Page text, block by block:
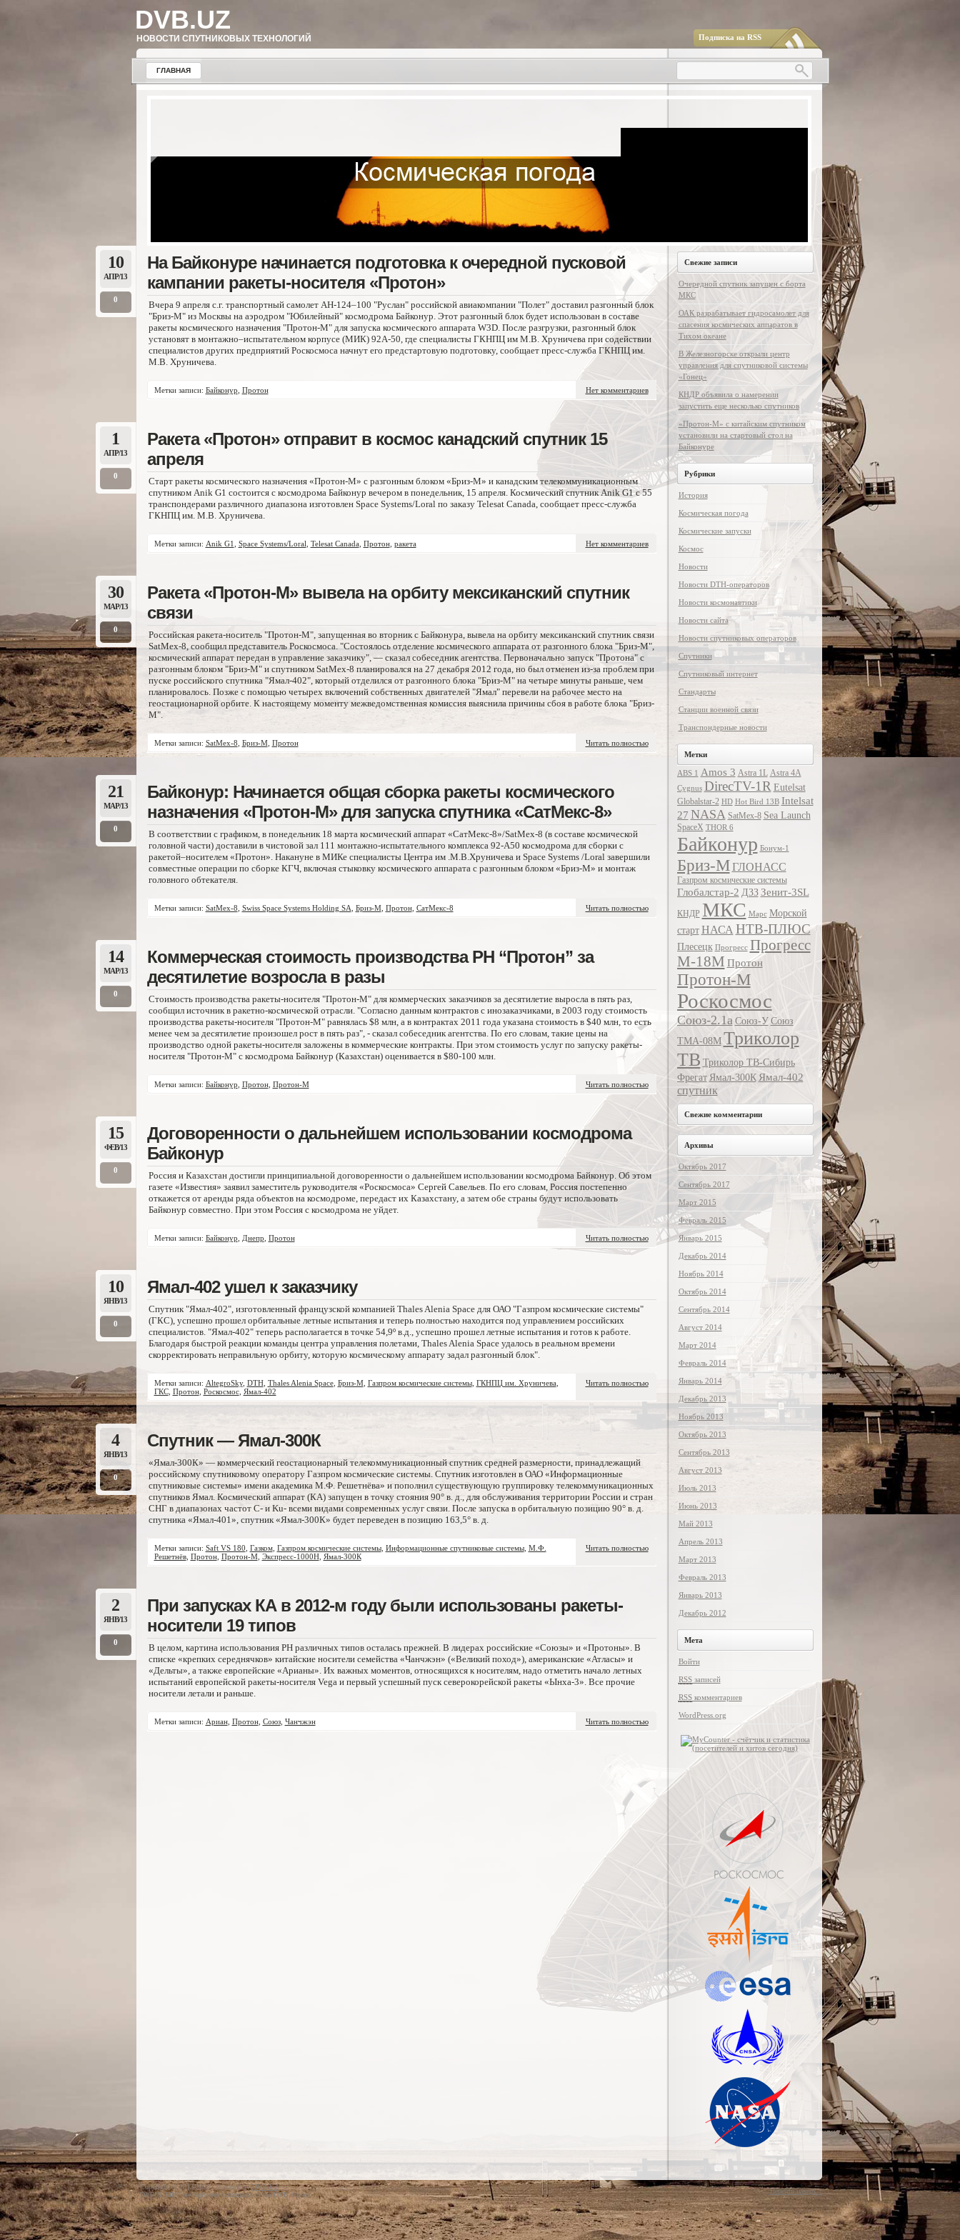
DVB.UZ
НОВОСТИ СПУТНИКОВЫХ ТЕХНОЛОГИЙ Подписка на RSS
ГЛАВНАЯ
10
АПР/13
0
На Байконуре начинается подготовка к очередной пусковой
кампании ракеты-носителя «Протон»
Вчера 9 апреля с.г. транспортный самолет АН-124–100 "Руслан" российской авиакомпании "Полет" доставил разгонный блок
"Бриз-М" из Москвы на аэродром "Юбилейный" космодрома Байконур. Этот разгонный блок будет использован в составе
ракеты космического назначения "Протон-М" для запуска космического аппарата W3D. После разгрузки, разгонный блок
установят в монтажно–испытательном корпусе (МИК) 92А-50, где специалисты ГКНПЦ им М.В. Хруничева при содействии
специалистов других предприятий Роскосмоса начнут его предстартовую подготовку, сообщает пресс-служба ГКНПЦ им.
М.В. Хруничева.
Метки записи: Байконур Протон Нет комментариев
1
АПР/13
0
Ракета «Протон» отправит в космос канадский спутник 15
апреля
Старт ракеты космического назначения «Протон-М» с разгонным блоком «Бриз-М» и канадским телекоммуникационным
спутником Anik G1 состоится с космодрома Байконур вечером в понедельник, 15 апреля. Космический спутник Anik G1 с 55
транспондерами различного диапазона изготовлен Space Systems/Loral по заказу Telesat Canada, сообщает пресс-служба
ГКНПЦ им. М.В. Хруничева.
Метки записи: Anik G1 Space Systems/Loral Telesat Canada, Протон, ракета Нет комментариев
30
МАР/13
0
Ракета «Протон-М» вывела на орбиту мексиканский спутник
связи
Российская ракета-носитель "Протон-М", запущенная во вторник с Байконура, вывела на орбиту мексиканский спутник связи
SatMex-8, сообщил представитель Роскосмоса. "Состоялось отделение космического аппарата от разгонного блока "Бриз-М",
космический аппарат передан в управление заказчику", — сказал собеседник агентства. Первоначально запуск "Протона" с
разгонным блоком "Бриз-М" и спутником SatMex-8 планировался на 27 декабря 2012 года, но был отменен из-за проблем при
пуске российского спутника "Ямал-402", который отделился от разгонного блока "Бриз-М" на четыре минуты раньше, чем
планировалось. Позже с помощью четырех включений собственных двигателей "Ямал" перевели на рабочее место на
геостационарной орбите. К настоящему моменту межведомственная комиссия выяснила причины сбоя в работе блока "Бриз-
М".
Метки записи: SatMex-8 Бриз-М, Протон Читать полностью
21
МАР/13
0
Байконур: Начинается общая сборка ракеты космического
назначения «Протон-М» для запуска спутника «СатМекс-8»
В соответствии с графиком, в понедельник 18 марта космический аппарат «СатМекс-8»/SatMex-8 (в составе космической
головной части) доставили в чистовой зал 111 монтажно-испытательного комплекса 92-А50 космодрома для сборки с
ракетой–носителем «Протон». Накануне в МИКе специалисты Центра им .М.В.Хруничева и Space Systems /Loral завершили
совместные операции по сборке КГЧ, включая стыковку космического аппарата с разгонным блоком «Бриз-М» и монтаж
головного обтекателя.
Метки записи: SatMex-8 Swiss Space Systems Holding SA Бриз-М, Протон, СатМекс-8 Читать полностью
14
МАР/13
0
Коммерческая стоимость производства РН “Протон” за
десятилетие возросла в разы
Стоимость производства ракеты-носителя "Протон-М" для коммерческих заказчиков за десятилетие выросла в пять раз,
сообщил источник в ракетно-космической отрасли. "Согласно данным контрактов с инозаказчиками, в 2003 году стоимость
производства ракеты-носителя "Протон-М" равнялась $8 млн, а в контрактах 2011 года указана стоимость в $40 млн, то есть
менее чем за десятилетие произошел рост в пять раз", - сказал собеседник агентства. По его словам, такие цены на
производство одной ракеты-носителя заложены в коммерческие контракты. При этом стоимость услуг по запуску ракеты-
носителя "Протон-М" с космодрома Байконур (Казахстан) оценивается в $80-100 млн.
Метки записи: Байконур Протон, Протон-М Читать полностью
15
ФЕВ/13
0
Договоренности о дальнейшем использовании космодрома
Байконур
Россия и Казахстан достигли принципиальной договоренности о дальнейшем использовании космодрома Байконур. Об этом
газете «Известия» заявил заместитель руководителя «Роскосмоса» Сергей Савельев. По его словам, Россия постепенно
откажется от аренды ряда объектов на космодроме, передаст их Казахстану, а затем обе страны будут использовать
Байконур совместно. При этом Россия с космодрома не уйдет.
Метки записи: Байконур Днепр Протон Читать полностью
10
ЯНВ/13
0
Ямал-402 ушел к заказчику
Спутник "Ямал-402", изготовленный французской компанией Thales Alenia Space для ОАО "Газпром космические системы"
(ГКС), успешно прошел орбитальные летные испытания и теперь полностью находится под управлением российских
специалистов. "Ямал-402" теперь располагается в точке 54,9º в.д., успешно прошел летные испытания и готов к работе.
Благодаря быстрой реакции команды центра управления полетами, Thales Alenia Space удалось в реальном времени
скорректировать неправильную орбиту, которую космическому аппарату задал разгонный блок".
Метки записи: AltegroSky, DTH, Thales Alenia Space, Бриз-М, Газпром космические системы, ГКНПЦ им. Хруничева,
ГКС, Протон, Роскосмос, Ямал-402
Читать полностью
4
ЯНВ/13
0
Спутник — Ямал-300К
«Ямал-300К» — коммерческий геостационарный телекоммуникационный спутник средней размерности, принадлежащий
российскому спутниковому оператору Газпром космические системы. Спутник изготовлен в ОАО «Информационные
спутниковые системы» имени академика М.Ф. Решетнёва» и пополнил существующую группировку телекоммуникационных
спутников Ямал. Космический аппарат (КА) запущен в точку стояния 90° в. д., для обслуживания территории России и стран
СНГ в диапазонах частот С- и Ku- всеми видами современных услуг связи. После запуска в орбитальную позицию 90° в. д.
спутника «Ямал-401», спутник «Ямал-300К» будет переведен в позицию 163,5° в. д.
Метки записи: Saft VS 180 Газком, Газпром космические системы, Информационные спутниковые системы, М.Ф.
Решетнёв, Протон, Протон-М, Экспресс-1000Н, Ямал-300К
Читать полностью
2
ЯНВ/13
0
При запусках КА в 2012-м году были использованы ракеты-
носители 19 типов
В целом, картина использования РН различных типов осталась прежней. В лидерах российские «Союзы» и «Протоны». В
списке «крепких середнячков» китайские носители семейства «Чанчжэн» («Великий поход»), американские «Атласы» и
«Дельты», а также европейские «Арианы». Их важных моментов, относящихся к носителям, надо отметить начало летных
испытаний европейской ракеты-носителя Vega и первый успешный пуск северокорейской ракеты «Ынха-3». Все прочие
носители летали и раньше.
Метки записи: Ариан, Протон, Союз, Чанчжэн Читать полностью
Свежие записи
Очередной спутник запущен с борта
МКС
ОАК разрабатывает гидросамолет для
спасения космических аппаратов в
Тихом океане
В Железногорске открыли центр
управления для спутниковой системы
«Гонец»
КНДР объявила о намерении
запустить еще несколько спутников
«Протон-М» с китайским спутником
установили на стартовый стол на
Байконуре
Рубрики
История
Космическая погода
Космические запуски
Космос
Новости
Новости DTH-операторов
Новости космонавтики
Новости сайта
Новости спутниковых операторов
Спутники
Спутниковый интернет
Стандарты
Станции военной связи
Транспондерные новости
Метки
ABS 1 Amos 3 Astra 1L Astra 4A
Cygnus DirecTV-1R Eutelsat
Globalstar-2 HD Hot Bird 13B Intelsat
27 NASA SatMex-8 Sea Launch
SpaceX THOR 6
Байконур Бонум-1
Бриз-МГЛОНАСС
Газпром космические системы
Глобалстар-2 ДЗЗ Зенит-3SL
КНДР МКС Марс Морской
старт НАСАНТВ-ПЛЮС
Плесецк Прогресс Прогресс
М-18М Протон
Протон-М
Роскосмос
Союз-2.1а Союз-У Союз
ТМА-08М Триколор
ТВ Триколор ТВ-Сибирь
Фрегат Ямал-300К Ямал-402
спутник
Свежие комментарии
Архивы
Октябрь 2017
Сентябрь 2017
Март 2015
Февраль 2015
Январь 2015
Декабрь 2014
Ноябрь 2014
Октябрь 2014
Сентябрь 2014
Август 2014
Март 2014
Февраль 2014
Январь 2014
Декабрь 2013
Ноябрь 2013
Октябрь 2013
Сентябрь 2013
Август 2013
Июль 2013
Июнь 2013
Май 2013
Апрель 2013
Март 2013
Февраль 2013
Январь 2013
Декабрь 2012
Мета
Войти
RSSзаписей
RSSкомментариев
WordPress.org
Copyright © 2012-2026 · Powered byDVB.UZ
DVB & MHP are registered trademarks of the DVB Project.
Перейти наверх ↑